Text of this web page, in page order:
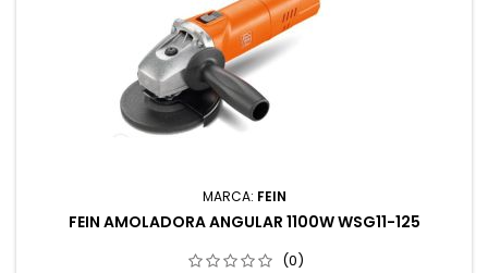
MARCA: FEIN
FEIN AMOLADORA ANGULAR 1100W WSG11-125
(0)